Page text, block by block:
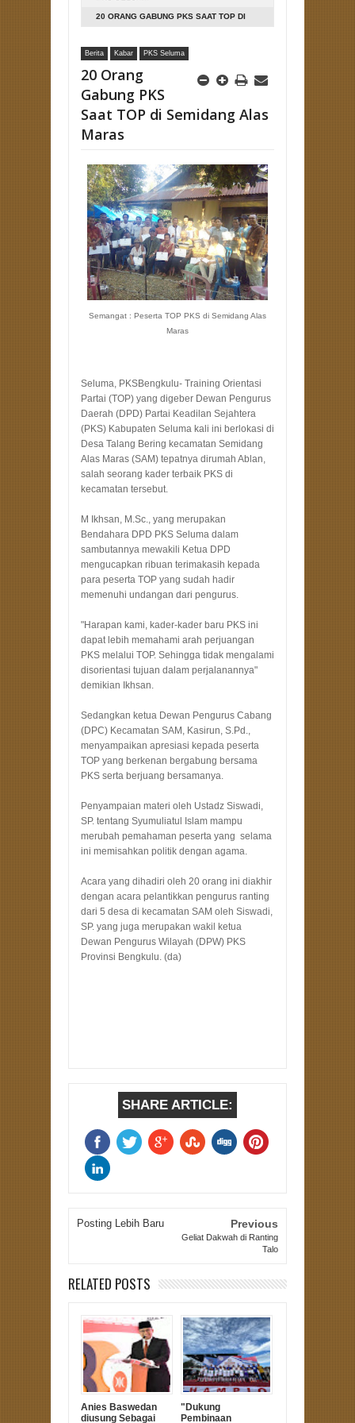
20 ORANG GABUNG PKS SAAT TOP DI
Berita Kabar PKS Seluma
20 Orang
Gabung PKS
Saat TOP di Semidang Alas
Maras
Semangat : Peserta TOP PKS di Semidang Alas
Maras
Seluma, PKSBengkulu- Training Orientasi
Partai (TOP) yang digeber Dewan Pengurus
Daerah (DPD) Partai Keadilan Sejahtera
(PKS) Kabupaten Seluma kali ini berlokasi di
Desa Talang Bering kecamatan Semidang
Alas Maras (SAM) tepatnya dirumah Ablan,
salah seorang kader terbaik PKS di
kecamatan tersebut.
M Ikhsan, M.Sc., yang merupakan
Bendahara DPD PKS Seluma dalam
sambutannya mewakili Ketua DPD
mengucapkan ribuan terimakasih kepada
para peserta TOP yang sudah hadir
memenuhi undangan dari pengurus.
"Harapan kami, kader-kader baru PKS ini
dapat lebih memahami arah perjuangan
PKS melalui TOP. Sehingga tidak mengalami
disorientasi tujuan dalam perjalanannya"
demikian Ikhsan.
Sedangkan ketua Dewan Pengurus Cabang
(DPC) Kecamatan SAM, Kasirun, S.Pd.,
menyampaikan apresiasi kepada peserta
TOP yang berkenan bergabung bersama
PKS serta berjuang bersamanya.
Penyampaian materi oleh Ustadz Siswadi,
SP. tentang Syumuliatul Islam mampu
merubah pemahaman peserta yang selama
ini memisahkan politik dengan agama.
Acara yang dihadiri oleh 20 orang ini diakhir
dengan acara pelantikkan pengurus ranting
dari 5 desa di kecamatan SAM oleh Siswadi,
SP. yang juga merupakan wakil ketua
Dewan Pengurus Wilayah (DPW) PKS
Provinsi Bengkulu. (da)
SHARE ARTICLE:
Posting Lebih Baru Previous
Geliat Dakwah di Ranting
Talo
RELATED POSTS
Anies Baswedan
diusung Sebagai
"Dukung
Pembinaan